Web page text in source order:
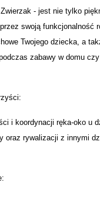
­- jest nie tylko
swoją funkcjonalność
Twojego dziecka, a
zabawy w domu
i koordynacji ręka-oko u
oraz rywalizacji z innymi